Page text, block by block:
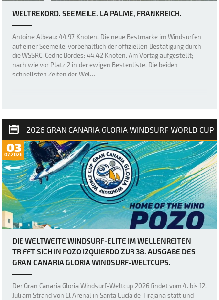
WELTREKORD. SEEMEILE. LA PALME, FRANKREICH.
Antoine Albeau: 44,97 Knoten. Die neue Bestmarke im Windsurfen
auf einer Seemeile, vorbehaltlich der offiziellen Bestätigung durch
die WSSRC. Cedric Bordes: 44,42 Knoten. Am Vortag aufgestellt;
nach wie vor Platz 2 in der ewigen Bestenliste. Die beiden
schnellsten Zeiten der Wel…
2026 GRAN CANARIA GLORIA WINDSURF WORLD CUP
03
07.2026
DIE WELTWEITE WINDSURF-ELITE IM WELLENREITEN
TRIFFT SICH IN POZO IZQUIERDO ZUR 38. AUSGABE DES
GRAN CANARIA GLORIA WINDSURF-WELTCUPS.
Der Gran Canaria Gloria Windsurf-Weltcup 2026 findet vom 4. bis 12.
Juli am Strand von El Arenal in Santa Lucía de Tirajana statt und